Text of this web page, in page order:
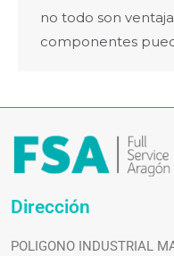
no todo son
componentes
Dirección
POLIGONO INDUSTRIAL